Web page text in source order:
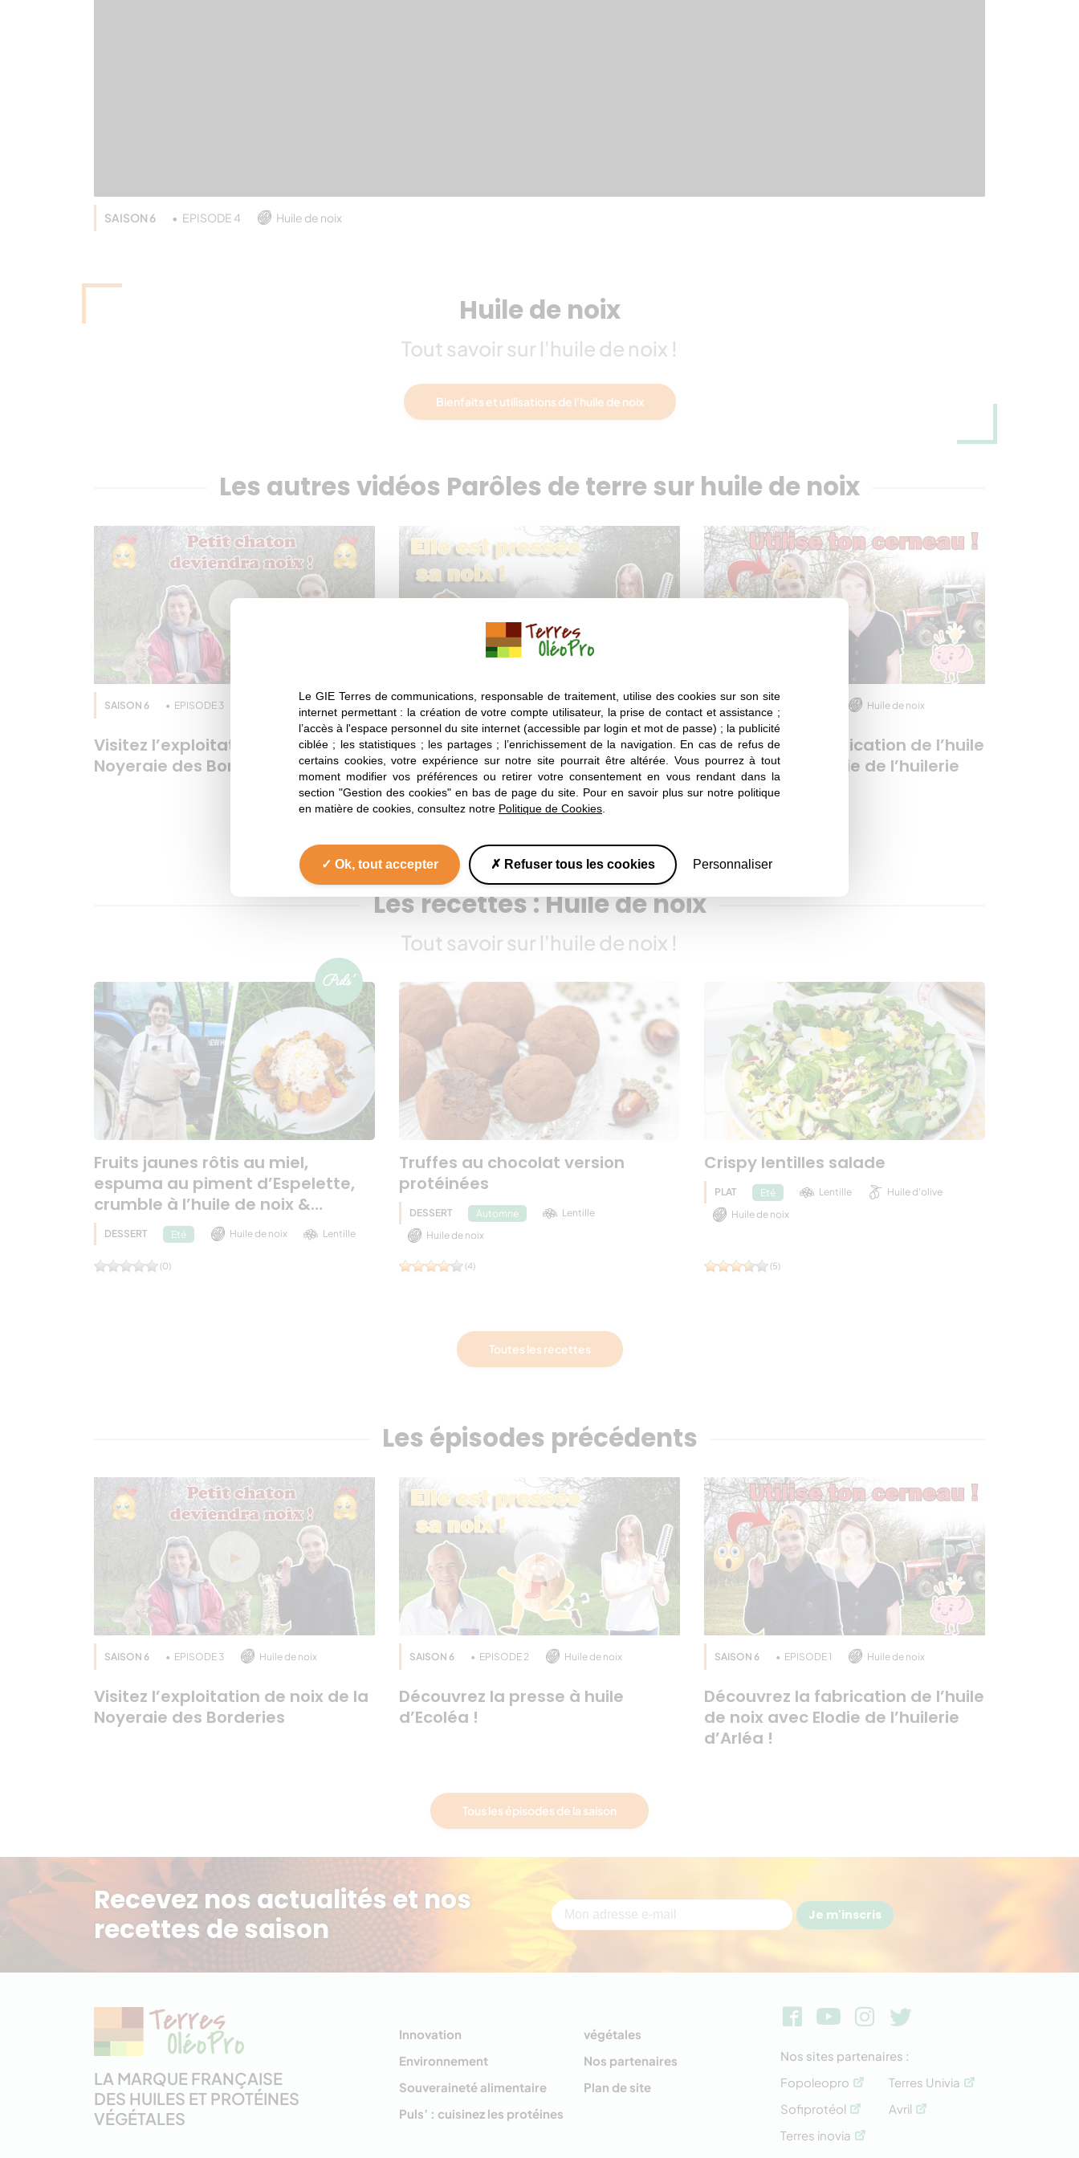
Le GIE Terres de communications, responsable de traitement, utilise des cookies sur son site
internet permettant : la création de votre compte utilisateur, la prise de contact et assistance ;
l’accès à l'espace personnel du site internet (accessible par login et mot de passe) ; la publicité
ciblée ; les statistiques ; les partages ; l’enrichissement de la navigation. En cas de refus de
certains cookies, votre expérience sur notre site pourrait être altérée. Vous pourrez à tout
moment modifier vos préférences ou retirer votre consentement en vous rendant dans la
section "Gestion des cookies" en bas de page du site. Pour en savoir plus sur notre politique
en matière de cookies, consultez notre Politique de Cookies
Ok, tout accepter Refuser tous les cookies Personnaliser
SAISON 6 EPISODE 4 Huile de noix
Huile de noix
Tout savoir sur l'huile de noix !
Bienfaits et utilisations de l'huile de noix
Les autres vidéos Parôles de terre sur huile de noix
SAISON 6 EPISODE 3 Huile de noix
Visitez l’exploitation de noix de la
Noyeraie des Borderies
SAISON 6 EPISODE 2 Huile de noix
Découvrez la presse à huile
d’Ecoléa !
SAISON 6 Huile de noix
Découvrez la fabrication de l’huile
de noix avec Elodie de l’huilerie
d’Arléa !
Les recettes : Huile de noix
Tout savoir sur l'huile de noix !
Fruits jaunes rôtis au miel,
espuma au piment d’Espelette,
crumble à l’huile de noix &…
DESSERT Eté Huile de noix Lentille
(0)
Truffes au chocolat version
protéinées
DESSERT Automne
Lentille
Huile de noix
(4)
Crispy lentilles salade
PLAT Eté Lentille
Huile d'olive
Huile de noix
(5)
Toutes les recettes
Les épisodes précédents
SAISON 6 EPISODE 3 Huile de noix
Visitez l’exploitation de noix de la
Noyeraie des Borderies
SAISON 6 EPISODE 2 Huile de noix
Découvrez la presse à huile
d’Ecoléa !
SAISON 6 EPISODE 1 Huile de noix
Découvrez la fabrication de l’huile
de noix avec Elodie de l’huilerie
d’Arléa !
Tous les épisodes de la saison
Recevez nos actualités et nos
recettes de saison
Je m'inscris
LA MARQUE FRANÇAISE
DES HUILES ET PROTÉINES
VÉGÉTALES
Innovation
Environnement
Souveraineté alimentaire
Puls’ : cuisinez les protéines
végétales
Nos partenaires
Plan de site
Nos sites partenaires :
Fopoleopro
Sofiprotéol
Terres inovia
Terres Univia
Avril